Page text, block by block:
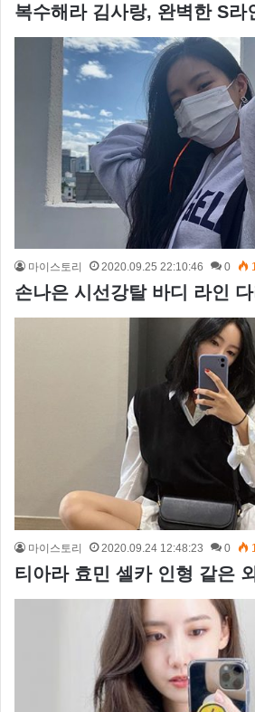
복수해라 김사랑, 완벽한 S라
마이스토리 2020.09.25 22:10:46 0
손나은 시선강탈 바디 라인 다
마이스토리 2020.09.24 12:48:23 0
티아라 효민 셀카 인형 같은